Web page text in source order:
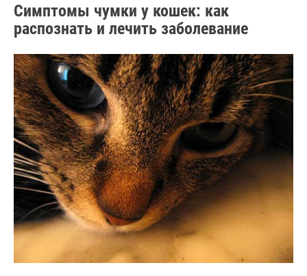
Симптомы чумки у кошек: как
распознать и лечить заболевание